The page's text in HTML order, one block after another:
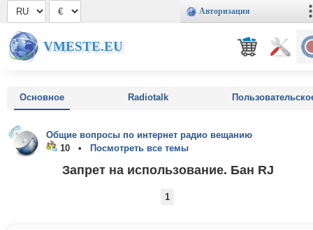
Авторизация
VMESTE.EU
Основное Radiotalk
Общие вопросы по интернет радио вещанию
10 •
Посмотреть все темы
Запрет на использование. Бан RJ
1